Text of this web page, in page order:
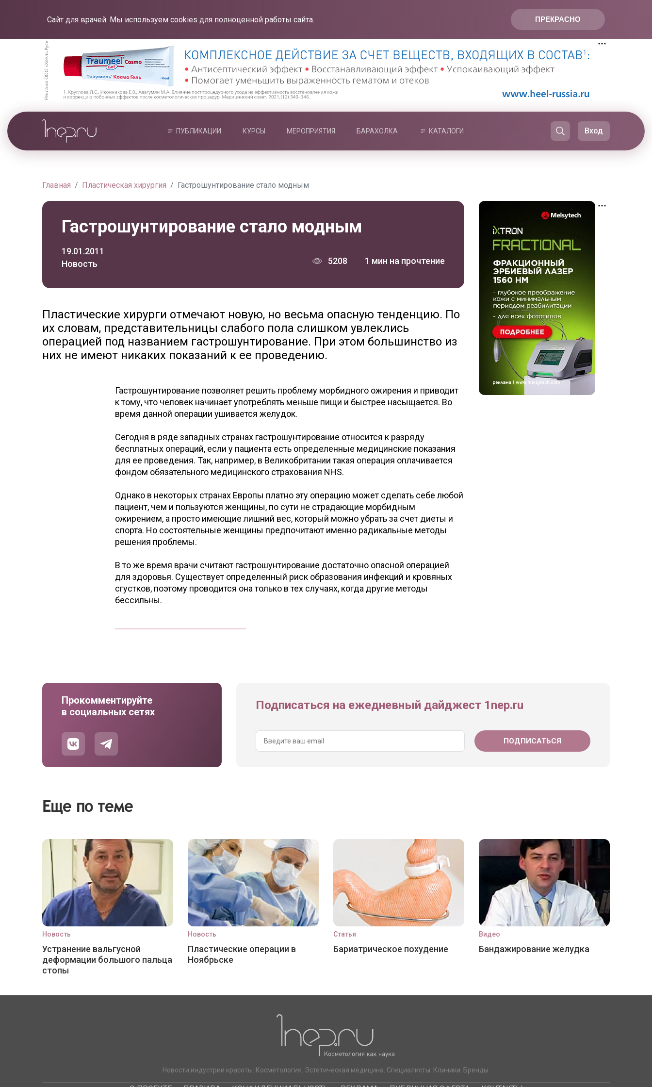
ПРЕКРАСНО
Сайт для врачей. Мы используем cookies для полноценной работы сайта.
ПУБЛИКАЦИИ КУРСЫ МЕРОПРИЯТИЯ БАРАХОЛКА КАТАЛОГИ Вход
Главная Пластическая хирургия Гастрошунтирование стало модным
Гастрошунтирование стало модным
19.01.2011
Новость
5208 1 мин на прочтение
Пластические хирурги отмечают новую, но весьма опасную тенденцию. По
их словам, представительницы слабого пола слишком увлеклись
операцией под названием гастрошунтирование. При этом большинство из
них не имеют никаких показаний к ее проведению.
Гастрошунтирование позволяет решить проблему морбидного ожирения и приводит
к тому, что человек начинает употреблять меньше пищи и быстрее насыщается. Во
время данной операции ушивается желудок.
Сегодня в ряде западных странах гастрошунтирование относится к разряду
бесплатных операций, если у пациента есть определенные медицинские показания
для ее проведения. Так, например, в Великобритании такая операция оплачивается
фондом обязательного медицинского страхования NHS.
Однако в некоторых странах Европы платно эту операцию может сделать себе любой
пациент, чем и пользуются женщины, по сути не страдающие морбидным
ожирением, а просто имеющие лишний вес, который можно убрать за счет диеты и
спорта. Но состоятельные женщины предпочитают именно радикальные методы
решения проблемы.
В то же время врачи считают гастрошунтирование достаточно опасной операцией
для здоровья. Существует определенный риск образования инфекций и кровяных
сгустков, поэтому проводится она только в тех случаях, когда другие методы
бессильны.
Прокомментируйте
в социальных сетях
Подписаться на ежедневный дайджест 1nep.ru
Еще по теме
Новость
Устранение вальгусной
деформации большого пальца
стопы
Новость
Пластические операции в
Ноябрьске
Статья
Бариатрическое похудение
Видео
Бандажирование желудка
Новости индустрии красоты. Косметология. Эстетическая медицина. Специалисты. Клиники. Бренды.